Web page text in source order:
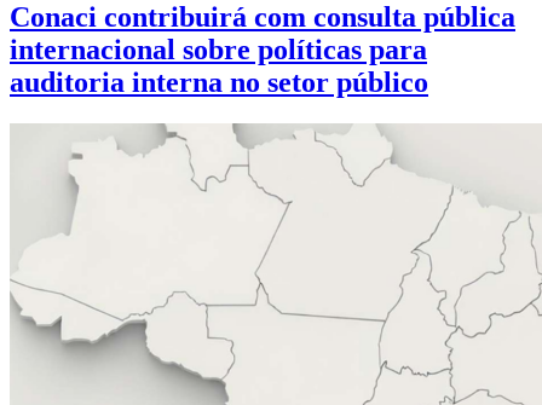
Conaci contribuirá com consulta pública
internacional sobre políticas para
auditoria interna no setor público